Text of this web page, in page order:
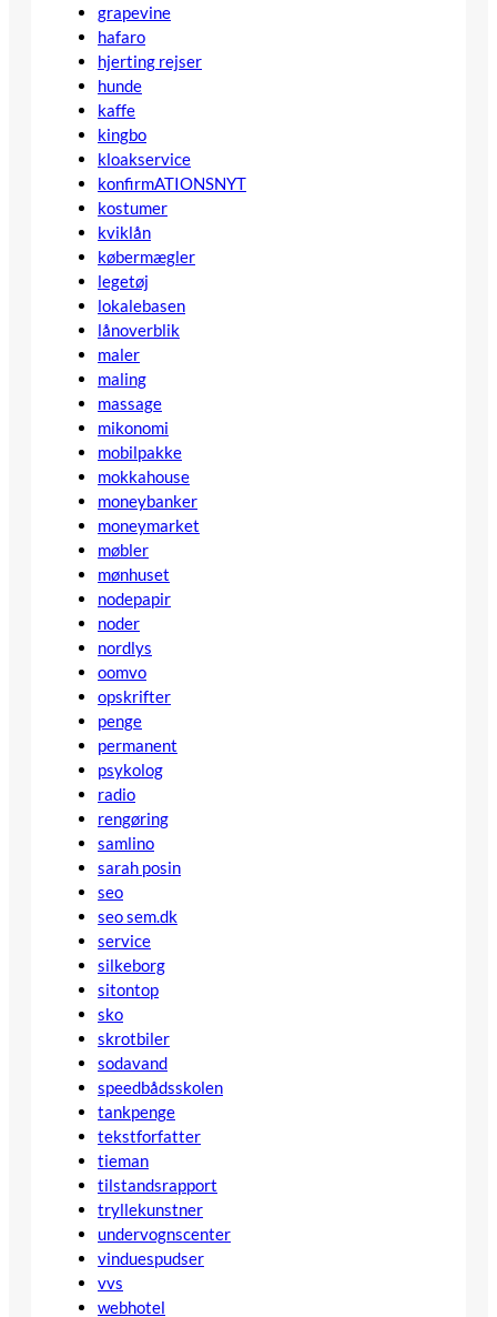
grapevine
hafaro
hjerting rejser
hunde
kaffe
kingbo
kloakservice
konfirmATIONSNYT
kostumer
kviklån
købermægler
legetøj
lokalebasen
lånoverblik
maler
maling
massage
mikonomi
mobilpakke
mokkahouse
moneybanker
moneymarket
møbler
mønhuset
nodepapir
noder
nordlys
oomvo
opskrifter
penge
permanent
psykolog
radio
rengøring
samlino
sarah posin
seo
seo sem.dk
service
silkeborg
sitontop
sko
skrotbiler
sodavand
speedbådsskolen
tankpenge
tekstforfatter
tieman
tilstandsrapport
tryllekunstner
undervognscenter
vinduespudser
vvs
webhotel